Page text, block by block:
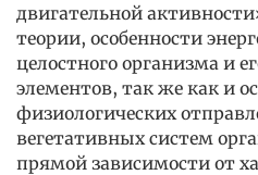
двигательной
теории, особенности
целостного организма и
элементов, так же как и
физиологических
вегетативных систем
прямой зависимости от